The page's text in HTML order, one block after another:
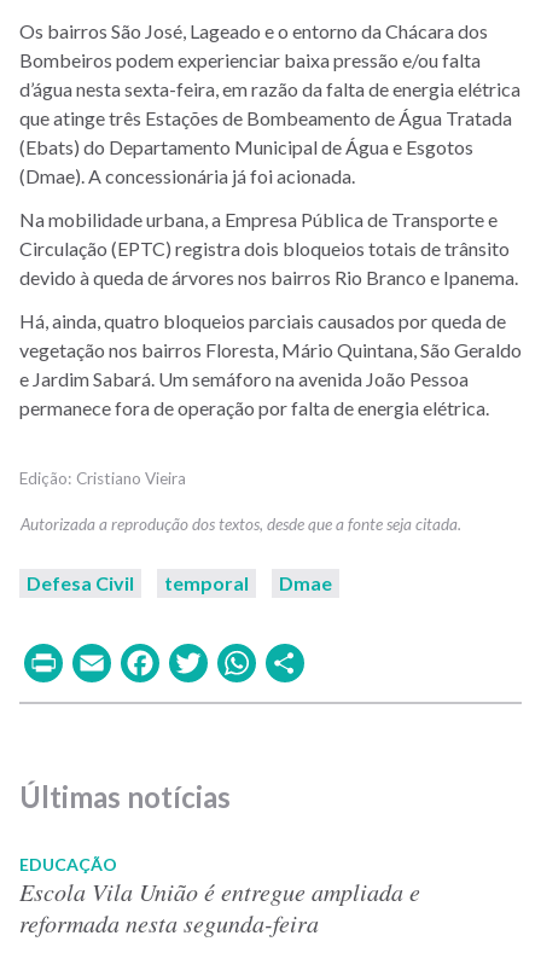
Os bairros São José, Lageado e o entorno da Chácara dos
Bombeiros podem experienciar baixa pressão e/ou falta
d’água nesta sexta-feira, em razão da falta de energia elétrica
que atinge três Estações de Bombeamento de Água Tratada
(Ebats) do Departamento Municipal de Água e Esgotos
(Dmae). A concessionária já foi acionada.
Na mobilidade urbana, a Empresa Pública de Transporte e
Circulação (EPTC) registra dois bloqueios totais de trânsito
devido à queda de árvores nos bairros Rio Branco e Ipanema.
Há, ainda, quatro bloqueios parciais causados por queda de
vegetação nos bairros Floresta, Mário Quintana, São Geraldo
e Jardim Sabará. Um semáforo na avenida João Pessoa
permanece fora de operação por falta de energia elétrica.
Cristiano Vieira
Defesa Civil temporal Dmae
PrintEmailFacebook
TwitterWhatsApp
Últimas notícias
EDUCAÇÃO
Escola Vila União é entregue ampliada e
reformada nesta segunda-feira